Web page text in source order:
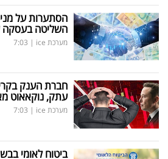
הסתערות על
השליטה בעסקה של 91
מערכת ice |
7:03
חברת הענק
עתק, נוקאאוט
מערכת ice |
7:03
ביטוח לאומי